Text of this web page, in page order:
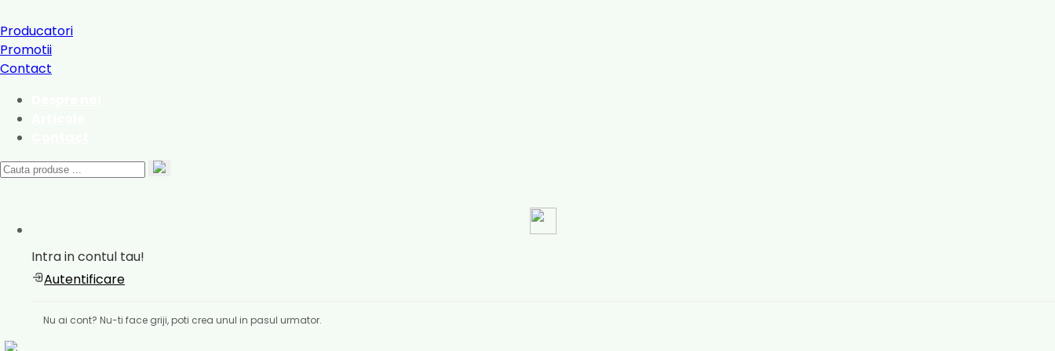
Producatori
Promotii
Contact
Intra in contul tau!
Autentificare
Nu ai cont? Nu-ti face griji, poti crea unul in pasul urmator.